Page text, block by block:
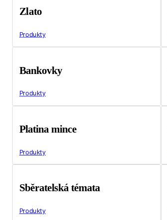
Zlato
Produkty
Bankovky
Produkty
Platina mince
Produkty
Sběratelská témata
Produkty